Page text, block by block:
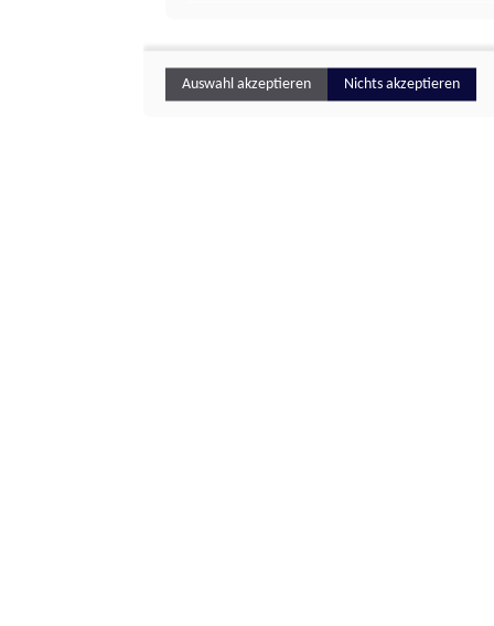
Auswahl akzeptieren Nichts akzeptieren